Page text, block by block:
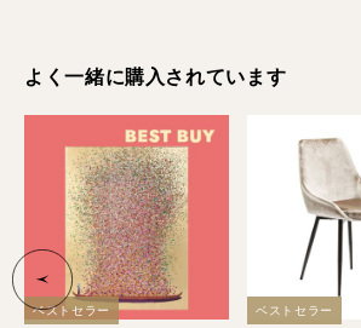
よく一緒に購入されています
ベストセラー ベストセラー